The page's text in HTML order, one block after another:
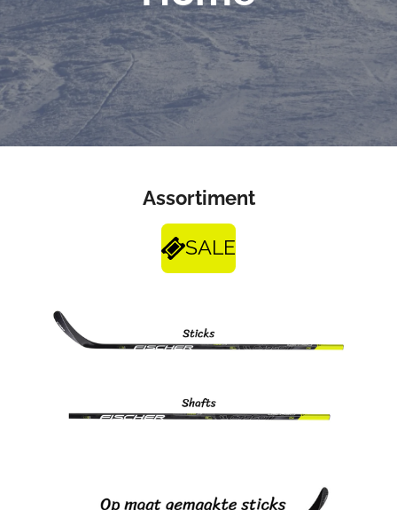
Assortiment
SALE